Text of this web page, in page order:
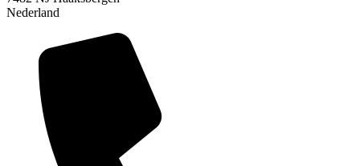
Nederland